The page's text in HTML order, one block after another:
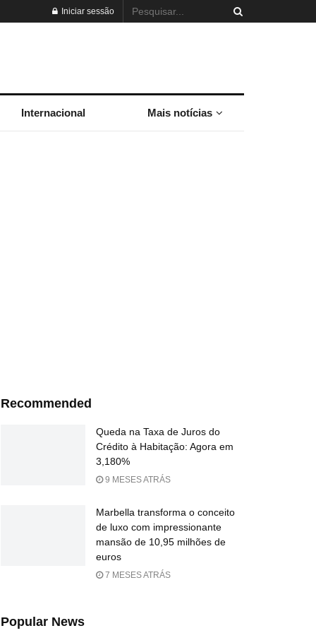
Iniciar sessão
Internacional Mais notícias
Recommended
Queda na Taxa de Juros do
Crédito à Habitação: Agora em
3,180%
9 MESES ATRÁS
Marbella transforma o conceito
de luxo com impressionante
mansão de 10,95 milhões de
euros
7 MESES ATRÁS
Popular News